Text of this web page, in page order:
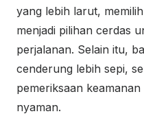
yang lebih larut,
menjadi pilihan cerdas
perjalanan. Selain itu,
cenderung lebih sepi,
pemeriksaan
nyaman.